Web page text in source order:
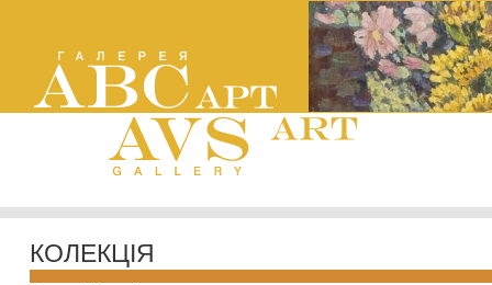
КОЛЕКЦІЯ